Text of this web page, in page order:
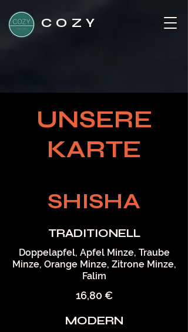
COZY
UNSERE
KARTE
SHISHA
TRADITIONELL
Doppelapfel, Apfel Minze, Traube
Minze, Orange Minze, Zitrone Minze,
Falim
16,80 €
MODERN